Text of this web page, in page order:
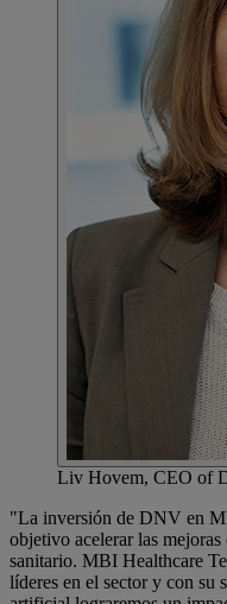
Liv Hovem, CEO of
"La inversión de DNV en
objetivo acelerar las
sanitario. MBI Healthcare
líderes en el sector y con su